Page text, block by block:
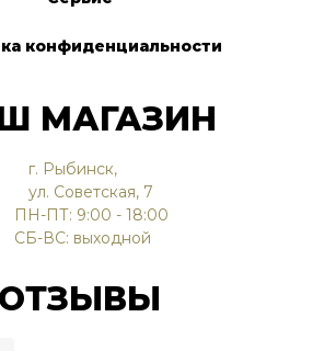
конфиденциальности
МАГАЗИН
г. Рыбинск,
ул. Советская, 7
ПН-ПТ: 9:00 - 18:00
СБ-ВС: выходной
ОТЗЫВЫ